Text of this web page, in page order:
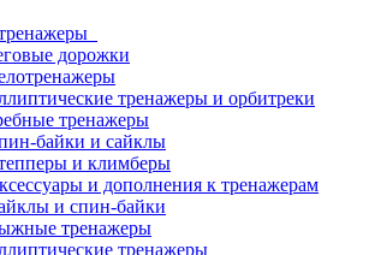
дорожки
тренажеры и орбитреки
тренажеры
байки и сайклы
и климберы
и дополнения к тренажерам
и спин-байки
тренажеры
тренажеры